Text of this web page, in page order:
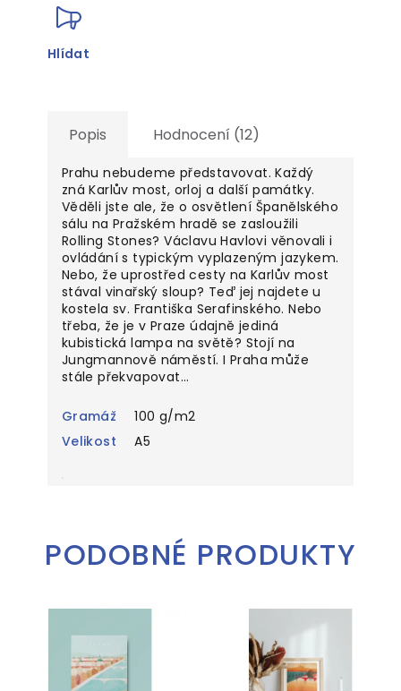
Hlídat
Popis Hodnocení (12)
Prahu nebudeme představovat. Každý
zná Karlův most, orloj a další památky.
Věděli jste ale, že o osvětlení Španělského
sálu na Pražském hradě se zasloužili
Rolling Stones? Václavu Havlovi věnovali i
ovládání s typickým vyplazeným jazykem.
Nebo, že uprostřed cesty na Karlův most
stával vinařský sloup? Teď jej najdete u
kostela sv. Františka Serafinského. Nebo
třeba, že je v Praze údajně jediná
kubistická lampa na světě? Stojí na
Jungmannově náměstí. I Praha může
stále překvapovat...
Gramáž
100 g/m2
Velikost
A5
PODOBNÉ PRODUKTY